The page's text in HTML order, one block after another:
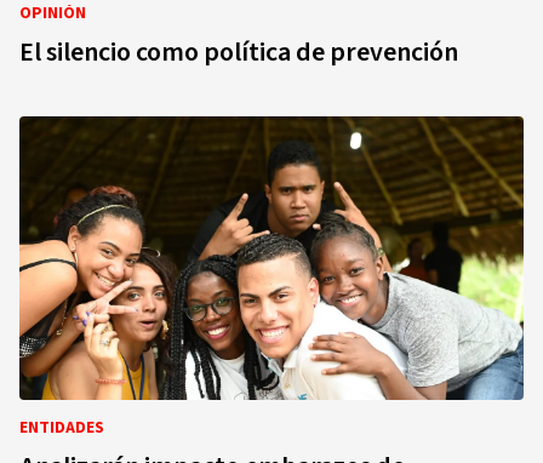
OPINIÓN
El silencio como política de prevención
ENTIDADES